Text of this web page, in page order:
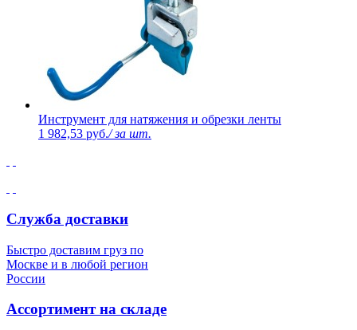
Инструмент для натяжения и обрезки ленты
1 982,53 руб./ за шт.
Служба доставки
Быстро доставим груз по
Москве и в любой регион
России
Ассортимент на складе